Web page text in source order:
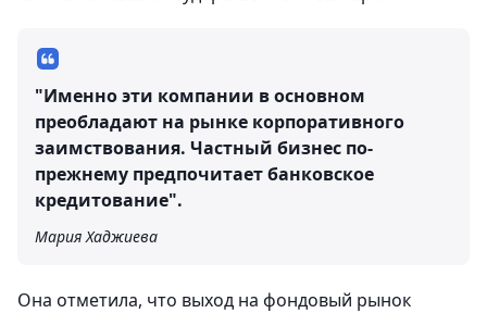
"Именно эти компании в основном
преобладают на рынке корпоративного
заимствования. Частный бизнес по-
прежнему предпочитает банковское
кредитование".
Мария Хаджиева
Она отметила, что выход на фондовый рынок